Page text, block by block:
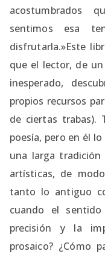
acostumbrados
sentimos esa
disfrutarla.»Este
que el lector, de
inesperado,
propios recursos
de ciertas trabas).
poesía, pero en él
una larga tradición
artísticas, de
tanto lo antiguo
cuando el
precisión y la
prosaico? ¿Cómo